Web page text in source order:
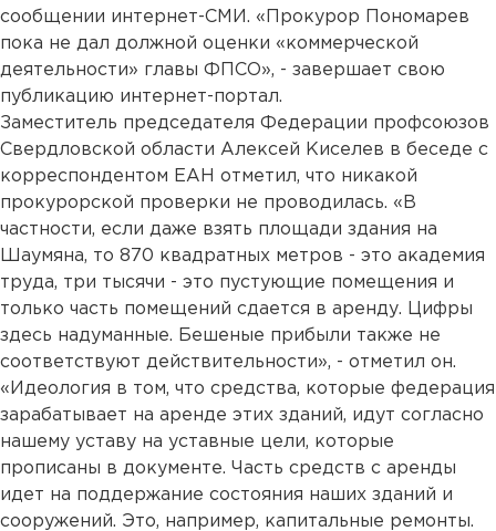
сообщении интернет-СМИ. «Прокурор Пономарев
пока не дал должной оценки «коммерческой
деятельности» главы ФПСО», - завершает свою
публикацию интернет-портал.
Заместитель председателя Федерации профсоюзов
Свердловской области Алексей Киселев в беседе с
корреспондентом ЕАН отметил, что никакой
прокурорской проверки не проводилась. «В
частности, если даже взять площади здания на
Шаумяна, то 870 квадратных метров - это академия
труда, три тысячи - это пустующие помещения и
только часть помещений сдается в аренду. Цифры
здесь надуманные. Бешеные прибыли также не
соответствуют действительности», - отметил он.
«Идеология в том, что средства, которые федерация
зарабатывает на аренде этих зданий, идут согласно
нашему уставу на уставные цели, которые
прописаны в документе. Часть средств с аренды
идет на поддержание состояния наших зданий и
сооружений. Это, например, капитальные ремонты.